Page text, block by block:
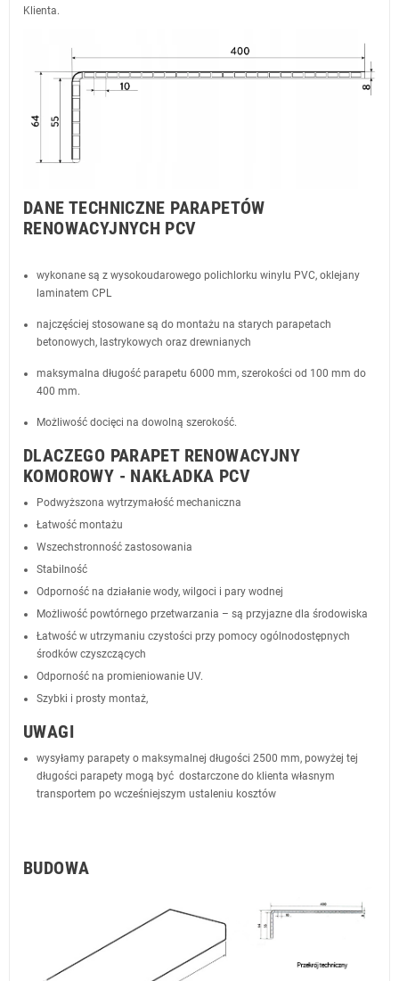
Klienta.
DANE TECHNICZNE PARAPETÓW
RENOWACYJNYCH PCV
wykonane są z wysokoudarowego polichlorku winylu PVC, oklejany
laminatem CPL
najczęściej stosowane są do montażu na starych parapetach
betonowych, lastrykowych oraz drewnianych
maksymalna długość parapetu 6000 mm, szerokości od 100 mm do
400 mm.
Możliwość docięci na dowolną szerokość.
DLACZEGO PARAPET RENOWACYJNY
KOMOROWY - NAKŁADKA PCV
Podwyższona wytrzymałość mechaniczna
Łatwość montażu
Wszechstronność zastosowania
Stabilność
Odporność na działanie wody, wilgoci i pary wodnej
Możliwość powtórnego przetwarzania – są przyjazne dla środowiska
Łatwość w utrzymaniu czystości przy pomocy ogólnodostępnych
środków czyszczących
Odporność na promieniowanie UV.
Szybki i prosty montaż,
UWAGI
wysyłamy parapety o maksymalnej długości 2500 mm, powyżej tej
długości parapety mogą być dostarczone do klienta własnym
transportem po wcześniejszym ustaleniu kosztów
BUDOWA